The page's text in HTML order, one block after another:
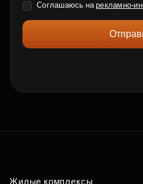
Соглашаюсь нарекламно-
Жилые комплексы